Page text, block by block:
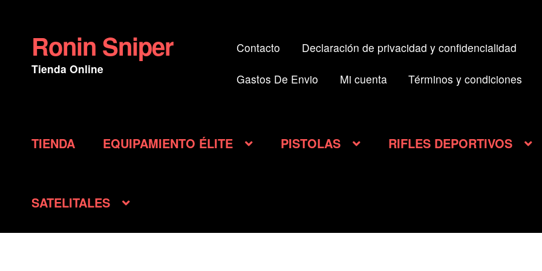
Ir
a
la
Ir
al
contenido
Ronin Sniper
Tienda Online
Contacto Declaración de privacidad y confidencialidad
Gastos De Envio Mi cuenta Términos y condiciones
TIENDA EQUIPAMIENTO ÉLITE PISTOLAS RIFLES DEPORTIVOS
SATELITALES